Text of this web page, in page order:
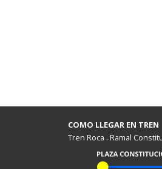
COMO LLEGAR EN TREN
Tren Roca . Ramal